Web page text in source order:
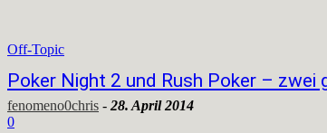
Off-Topic
Poker Night 2 und Rush Poker – zwei
fenomeno0chris - 28. April 2014
0